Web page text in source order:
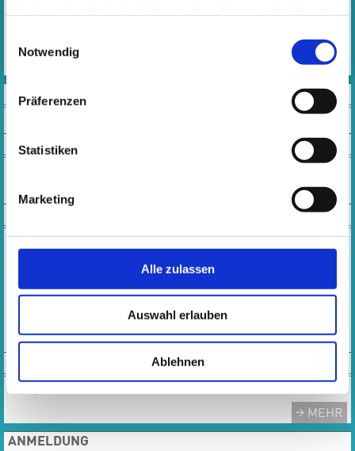
Datenschutzhinweise
Notwendig
Präferenzen
Statistiken
Marketing
Alle zulassen
Auswahl erlauben
Ablehnen
Aussenspalte
VIDEOS
SOCIAL MEDIA
Öffnungszeiten Musikschulbüro:
Montag, Dienstag, Donnerstag, Freitag:
Mittwoch: 10:00 – 16:30 Uhr
Tel.: 0 61 42 - 83 26 43
E-MAIL
MEHR
ANMELDUNG